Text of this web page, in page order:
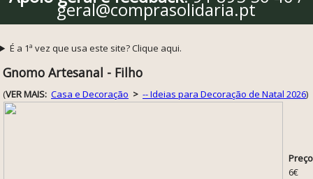
geral@comprasolidaria.pt
É a 1ª vez que usa este site? Clique aqui.
Gnomo Artesanal - Filho
(VER MAIS: Casa e Decoração > -- Ideias para Decoração de Natal 2026)
6€